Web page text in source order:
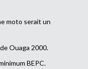
moto serait un
Ouaga 2000.
BEPC.